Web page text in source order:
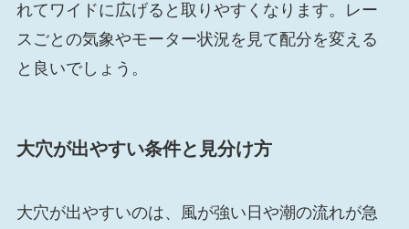
れてワイドに広げると取りやすくなります。レー
スごとの気象やモーター状況を見て配分を変える
と良いでしょう。
大穴が出やすい条件と見分け方
大穴が出やすいのは、風が強い日や潮の流れが急